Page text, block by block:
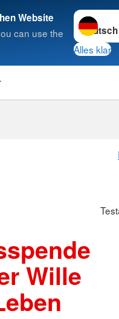
Website
can use the
Sprache
Alles klar
Suche
Wille